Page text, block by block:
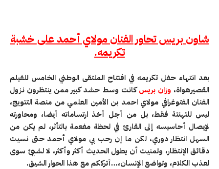
شاون بريس تحاور الفنان مولاي أحمد على خشبة
تكريمه.
بعد انتهاء حفل تكريمه في افتتاح الملتقى الوطني الخامس للفيلم
القصيرهواة، وزان بريسكانت وسط حشد كبير ممن ينتظرون نزول
الفنان الفتوغرافي مولاي احمد بن الأمين العلمي من منصة التتويج،
ليس للتهنئة فقط، بل من أجل أخذ ارتساماته أيضا، ومحاورته
لإيصال أحاسيسه إلى القارئ في لحظة مفعمة بالتأثر، لم يكن من
السهل انتظار دوري، لكن ما إن رحب بي مولاي أحمد حتى نسيت
دقائق الإنتظار، وتمنيت أن يطول الحديث أكثر وأكثر، لا لشيئ سوى
لعذب الكلام، وتواضع الإنسان،…أترككم مع هذا الحوار الشيق.